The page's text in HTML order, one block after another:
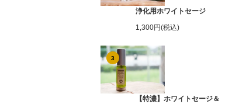
浄化用ホワイトセージ
1,300円(税込)
3
【特濃】ホワイトセージ＆